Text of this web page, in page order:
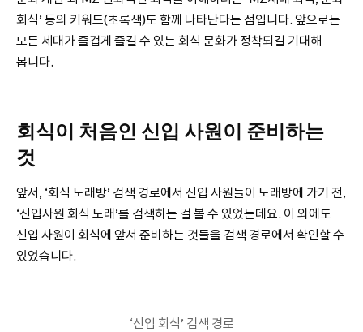
회식’ 등의 키워드(초록색)도 함께 나타난다는 점입니다. 앞으로는
모든 세대가 즐겁게 즐길 수 있는 회식 문화가 정착되길 기대해
봅니다.
회식이 처음인 신입 사원이 준비하는
것
앞서, ‘회식 노래방’ 검색 경로에서 신입 사원들이 노래방에 가기 전,
‘신입사원 회식 노래’를 검색하는 걸 볼 수 있었는데요. 이 외에도
신입 사원이 회식에 앞서 준비하는 것들을 검색 경로에서 확인할 수
있었습니다.
‘신입 회식’ 검색 경로